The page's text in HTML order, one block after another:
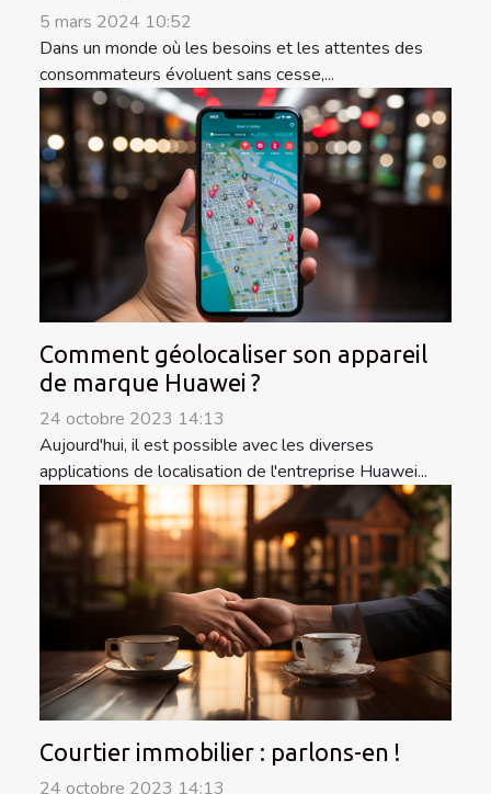
5 mars 2024 10:52
Dans un monde où les besoins et les attentes des
consommateurs évoluent sans cesse,...
Comment géolocaliser son appareil
de marque Huawei ?
24 octobre 2023 14:13
Aujourd'hui, il est possible avec les diverses
applications de localisation de l'entreprise Huawei...
Courtier immobilier : parlons-en !
24 octobre 2023 14:13